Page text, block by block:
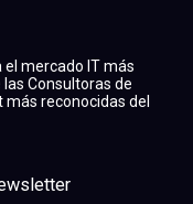
mercado IT más
Consultoras de
reconocidas del